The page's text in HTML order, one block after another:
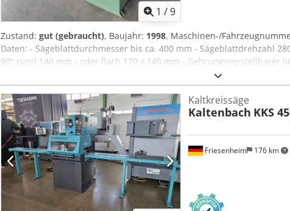
1 /9
Zustand: gut (gebraucht), Baujahr: 1998, Maschinen-/
Daten: - Sägeblattdurchmesser bis ca. 400 mm - Sägeblattdrehzahl
90° rund 140 mm - oder flach 170 x 140 mm - Gehrungsverstellbarer
Sägeblattvorschub - Pneum. Schnellspannstock - Pneumatikanschluß
Maschinensockel - Zufuhrrollengang 3000 mm - Abfuhrrollengang
400 V / 2,2 kW - Platzbedarf ca. B 650 x H 1550 x T 1000 mm - Gewicht
Friesenheim 176 km
Kaltkreissäge
Kaltenbach KKS